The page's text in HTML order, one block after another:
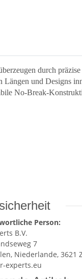
durch
und Designs
No-Break-
Person:
B.V.
7
Niederlande, 3621
experts.eu